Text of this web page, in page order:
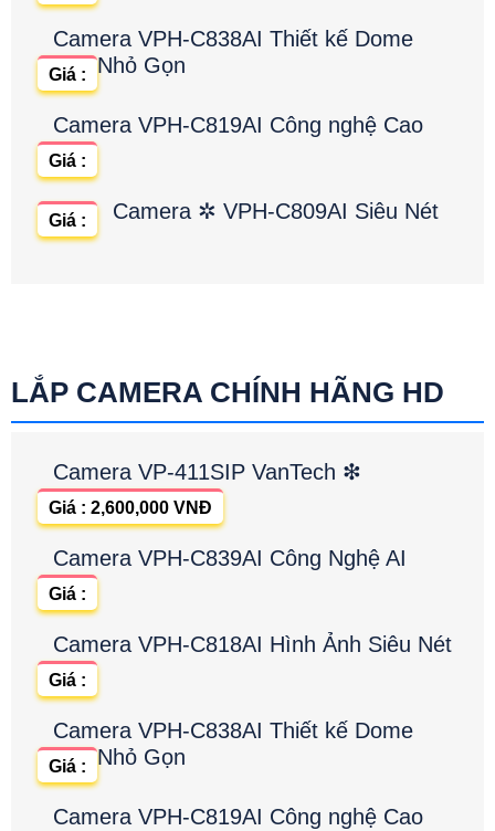
Camera VPH-C838AI Thiết kế Dome
Nhỏ Gọn
Giá :
Camera VPH-C819AI Công nghệ Cao
Giá :
Camera ✲ VPH-C809AI Siêu Nét
Giá :
LẮP CAMERA CHÍNH HÃNG HD
Camera VP-411SIP VanTech ❇
Giá : 2,600,000 VNĐ
Camera VPH-C839AI Công Nghệ AI
Giá :
Camera VPH-C818AI Hình Ảnh Siêu Nét
Giá :
Camera VPH-C838AI Thiết kế Dome
Nhỏ Gọn
Giá :
Camera VPH-C819AI Công nghệ Cao